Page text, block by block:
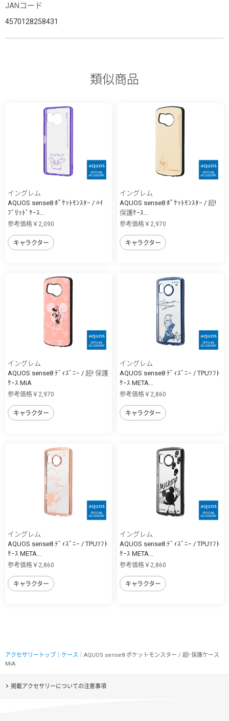
JANコード
4570128258431
類似商品
イングレム
AQUOS sense8 ﾎﾟｹｯﾄﾓﾝｽﾀｰ / ﾊｲ
ﾌﾞﾘｯﾄﾞｹｰｽ...
参考価格￥2,090
キャラクター
イングレム
AQUOS sense8 ﾎﾟｹｯﾄﾓﾝｽﾀｰ / 超!
保護ｹｰｽ...
参考価格￥2,970
キャラクター
イングレム
AQUOS sense8 ﾃﾞｨｽﾞﾆｰ / 超! 保護
ｹｰｽ MiA
参考価格￥2,970
キャラクター
イングレム
AQUOS sense8 ﾃﾞｨｽﾞﾆｰ / TPUｿﾌﾄ
ｹｰｽ META...
参考価格￥2,860
キャラクター
イングレム
AQUOS sense8 ﾃﾞｨｽﾞﾆｰ / TPUｿﾌﾄ
ｹｰｽ META...
参考価格￥2,860
キャラクター
イングレム
AQUOS sense8 ﾃﾞｨｽﾞﾆｰ / TPUｿﾌﾄ
ｹｰｽ META...
参考価格￥2,860
キャラクター
アクセサリートップ ケース ｜AQUOS sense8 ポケットモンスター / 超! 保護ケース
MiA
掲載アクセサリーについての注意事項